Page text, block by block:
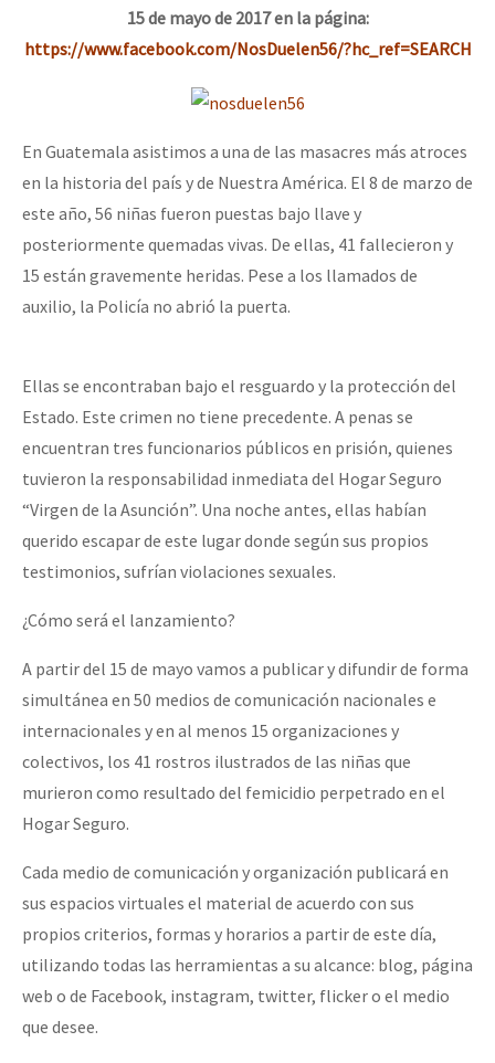
15 de mayo de 2017 en la página:
https://www.facebook.com/NosDuelen56/?hc_ref=SEARCH
En Guatemala asistimos a una de las masacres más atroces
en la historia del país y de Nuestra América. El 8 de marzo de
este año, 56 niñas fueron puestas bajo llave y
posteriormente quemadas vivas. De ellas, 41 fallecieron y
15 están gravemente heridas. Pese a los llamados de
auxilio, la Policía no abrió la puerta.
Ellas se encontraban bajo el resguardo y la protección del
Estado. Este crimen no tiene precedente. A penas se
encuentran tres funcionarios públicos en prisión, quienes
tuvieron la responsabilidad inmediata del Hogar Seguro
“Virgen de la Asunción”. Una noche antes, ellas habían
querido escapar de este lugar donde según sus propios
testimonios, sufrían violaciones sexuales.
¿Cómo será el lanzamiento?
A partir del 15 de mayo vamos a publicar y difundir de forma
simultánea en 50 medios de comunicación nacionales e
internacionales y en al menos 15 organizaciones y
colectivos, los 41 rostros ilustrados de las niñas que
murieron como resultado del femicidio perpetrado en el
Hogar Seguro.
Cada medio de comunicación y organización publicará en
sus espacios virtuales el material de acuerdo con sus
propios criterios, formas y horarios a partir de este día,
utilizando todas las herramientas a su alcance: blog, página
web o de Facebook, instagram, twitter, flicker o el medio
que desee.